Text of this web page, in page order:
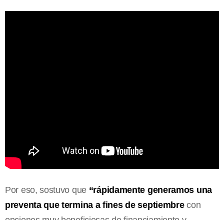
Por eso, sostuvo que “rápidamente generamos una
preventa que termina a fines de septiembrecon